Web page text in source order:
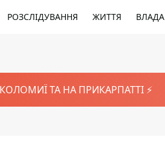
РОЗСЛІДУВАННЯ ЖИТТЯ ВЛАДА
ТА НА ПРИКАРПАТТІ ⚡️